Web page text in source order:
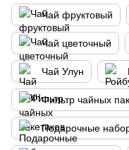
Чай фруктовый
Чай цветочный
Чай Улун
Фильтр чайных
Подарочные